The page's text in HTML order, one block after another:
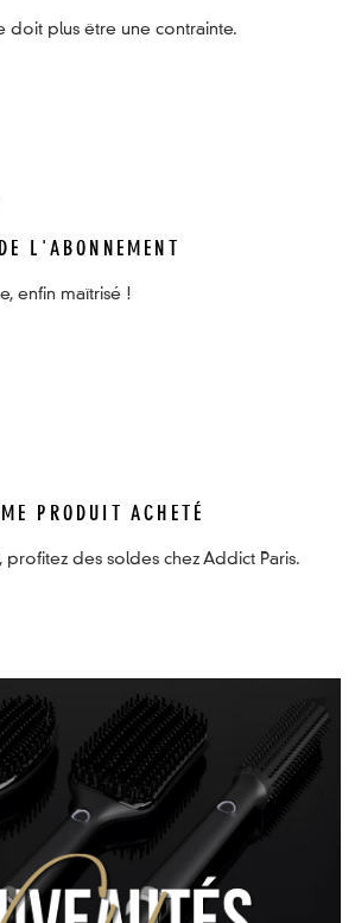
doit plus être une contrainte.
L'ABONNEMENT
enfin maîtrisé !
PRODUIT ACHETÉ
profitez des soldes chez Addict Paris.